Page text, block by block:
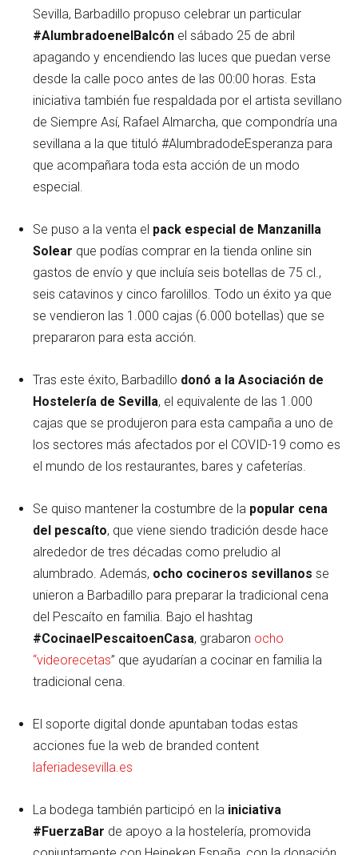
Sevilla, Barbadillo propuso celebrar un particular
#AlumbradoenelBalcón el sábado 25 de abril
apagando y encendiendo las luces que puedan verse
desde la calle poco antes de las 00:00 horas. Esta
iniciativa también fue respaldada por el artista sevillano
de Siempre Así, Rafael Almarcha, que compondría una
sevillana a la que tituló #AlumbradodeEsperanza para
que acompañara toda esta acción de un modo
especial.
Se puso a la venta el pack especial de Manzanilla
Solear que podías comprar en la tienda online sin
gastos de envío y que incluía seis botellas de 75 cl.,
seis catavinos y cinco farolillos. Todo un éxito ya que
se vendieron las 1.000 cajas (6.000 botellas) que se
prepararon para esta acción.
Tras este éxito, Barbadillo donó a la Asociación de
Hostelería de Sevilla, el equivalente de las 1.000
cajas que se produjeron para esta campaña a uno de
los sectores más afectados por el COVID-19 como es
el mundo de los restaurantes, bares y cafeterías.
Se quiso mantener la costumbre de la popular cena
del pescaíto, que viene siendo tradición desde hace
alrededor de tres décadas como preludio al
alumbrado. Además, ocho cocineros sevillanos se
unieron a Barbadillo para preparar la tradicional cena
del Pescaíto en familia. Bajo el hashtag
#CocinaelPescaitoenCasa, grabaron ocho
“videorecetas” que ayudarían a cocinar en familia la
tradicional cena.
El soporte digital donde apuntaban todas estas
acciones fue la web de branded content
laferiadesevilla.es
La bodega también participó en la iniciativa
#FuerzaBar de apoyo a la hostelería, promovida